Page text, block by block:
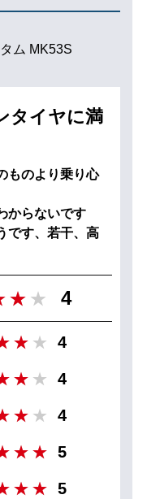
ム MK53S
タイヤに満
ものより乗り心
からないです
です、若干、高
4
4
4
4
5
5